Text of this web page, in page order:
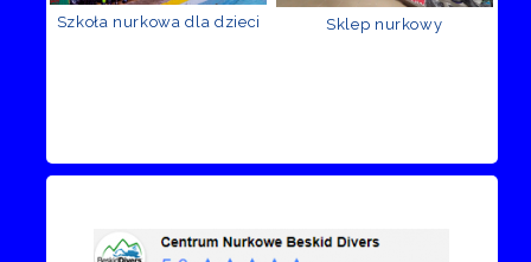
Szkoła nurkowa dla dzieci Sklep nurkowy